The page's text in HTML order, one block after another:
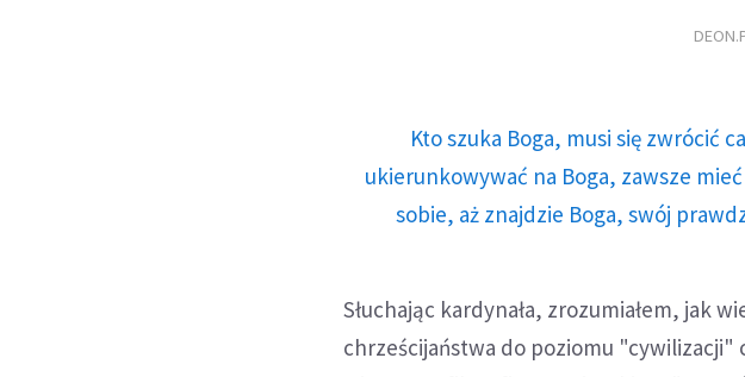
Kto szuka Boga, musi się zwrócić
ukierunkowywać na Boga, zawsze
sobie, aż znajdzie Boga, swój
Słuchając kardynała, zrozumiałem, jak
chrześcijaństwa do poziomu "cywilizacji"